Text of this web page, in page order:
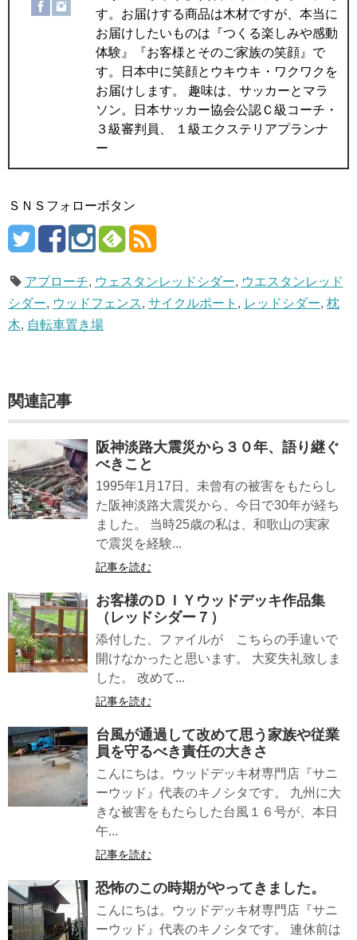
す。お届けする商品は木材ですが、本当に
お届けしたいものは『つくる楽しみや感動
体験』『お客様とそのご家族の笑顔』で
す。日本中に笑顔とウキウキ・ワクワクを
お届けします。 趣味は、サッカーとマラ
ソン。日本サッカー協会公認Ｃ級コーチ・
３級審判員、 １級エクステリアプランナ
ー
ＳＮＳフォローボタン
アプローチ, ウェスタンレッドシダー, ウエスタンレッド
シダー, ウッドフェンス, サイクルポート , レッドシダー, 枕
木, 自転車置き場
関連記事
阪神淡路大震災から３０年、語り継ぐ
べきこと
1995年1月17日、未曾有の被害をもたらし
た阪神淡路大震災から、今日で30年が経ち
ました。 当時25歳の私は、和歌山の実家
で震災を経験...
記事を読む
お客様のＤＩＹウッドデッキ作品集
（レッドシダー７）
添付した、ファイルが こちらの手違いで
開けなかったと思います。 大変失礼致しま
した。 改めて...
記事を読む
台風が通過して改めて思う家族や従業
員を守るべき責任の大きさ
こんにちは。ウッドデッキ材専門店『サニ
ーウッド』代表のキノシタです。 九州に大
きな被害をもたらした台風１６号が、本日
午...
記事を読む
恐怖のこの時期がやってきました。
こんにちは。ウッドデッキ材専門店『サニ
ーウッド』代表のキノシタです。 連休前は